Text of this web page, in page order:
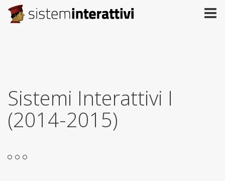
Sistemi Interattivi I
(2014-2015)